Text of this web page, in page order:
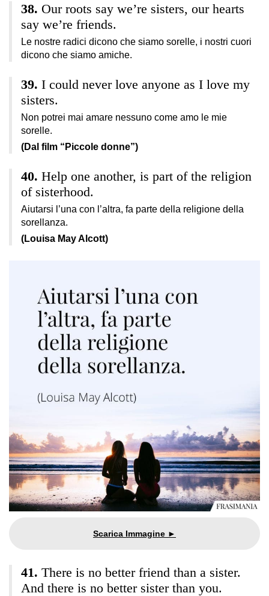
Our roots say we’re sisters, our hearts
say we’re friends.
Le nostre radici dicono che siamo sorelle, i nostri cuori
dicono che siamo amiche.
I could never love anyone as I love my
sisters.
Non potrei mai amare nessuno come amo le mie
sorelle.
(Dal film “Piccole donne”)
Help one another, is part of the religion
of sisterhood.
Aiutarsi l’una con l’altra, fa parte della religione della
sorellanza.
(Louisa May Alcott)
There is no better friend than a sister.
And there is no better sister than you.